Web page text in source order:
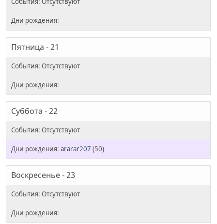
Пятница - 21
Суббота - 22
ararar207 (50)
Воскресенье - 23